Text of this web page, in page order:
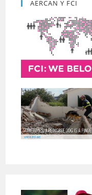
AERCAN Y FCI